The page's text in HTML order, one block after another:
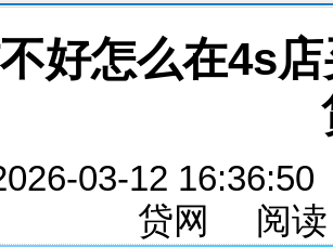
好怎么在4s
03-12
贷网 阅读